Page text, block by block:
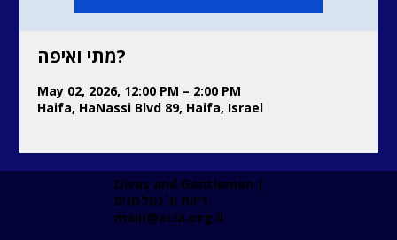
מתי ואיפה?
May 02, 2026, 12:00 PM – 2:00 PM
Haifa, HaNassi Blvd 89, Haifa, Israel
Divas and Gentlemen |
main@acia.org.il